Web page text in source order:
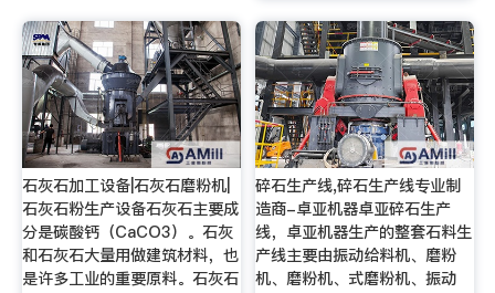
石灰石加工设备|石灰石磨粉机|
石灰石粉生产设备石灰石主要成
分是碳酸钙（CaCO3）。石灰
和石灰石大量用做建筑材料，也
是许多工业的重要原料。石灰石
碎石生产线,碎石生产线专业制
造商-卓亚机器卓亚碎石生产
线，卓亚机器生产的整套石料生
产线主要由振动给料机、磨粉
机、磨粉机、式磨粉机、振动